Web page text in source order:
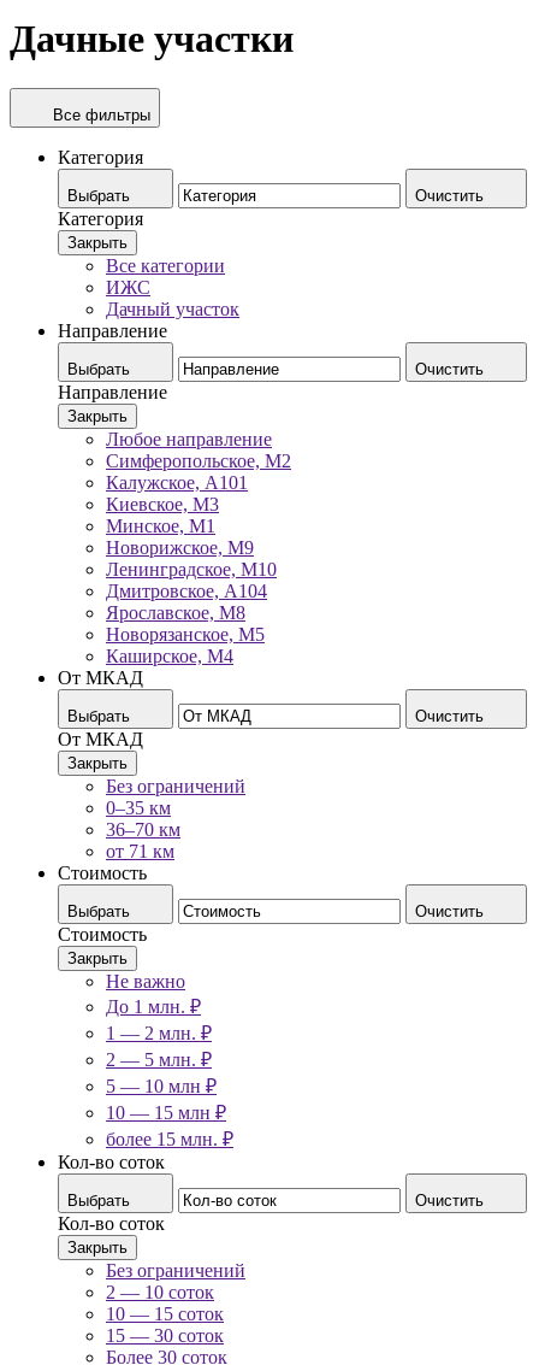
Дачные участки
Все фильтры
Категория
Выбрать Очистить
Категория
Закрыть
Все категории
ИЖС
Дачный участок
Направление
Выбрать Очистить
Направление
Закрыть
Любое направление
Симферопольское, М2
Калужское, А101
Киевское, М3
Минское, М1
Новорижское, М9
Ленинградское, М10
Дмитровское, А104
Ярославское, М8
Новорязанское, М5
Каширское, М4
От МКАД
Выбрать Очистить
От МКАД
Закрыть
Без ограничений
0–35 км
36–70 км
от 71 км
Стоимость
Выбрать Очистить
Стоимость
Закрыть
Не важно
До 1 млн. ₽
1 — 2 млн. ₽
2 — 5 млн. ₽
5 — 10 млн ₽
10 — 15 млн ₽
более 15 млн. ₽
Кол-во соток
Выбрать Очистить
Кол-во соток
Закрыть
Без ограничений
2 — 10 соток
10 — 15 соток
15 — 30 соток
Более 30 соток